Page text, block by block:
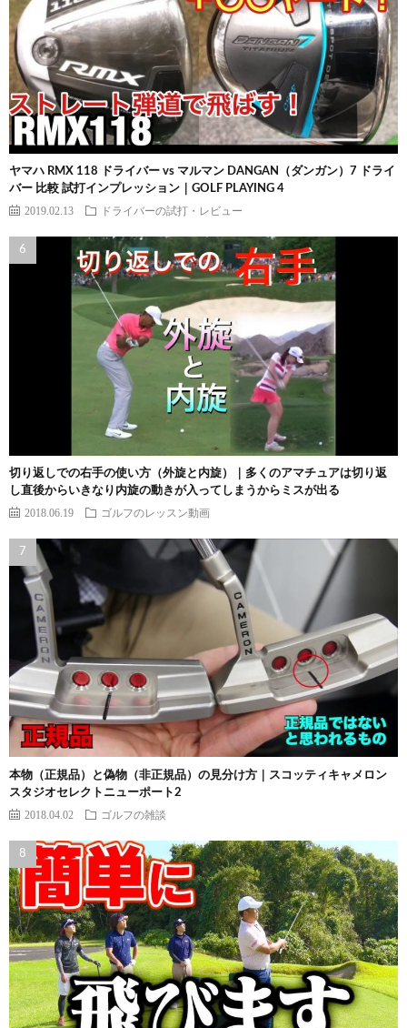
ヤマハ RMX 118 ドライバー vs マルマン DANGAN（ダンガン）7 ドライ
バー 比較 試打インプレッション｜GOLF PLAYING 4
2019.02.13 ドライバーの試打・レビュー
切り返しでの右手の使い方（外旋と内旋）｜多くのアマチュアは切り返
し直後からいきなり内旋の動きが入ってしまうからミスが出る
2018.06.19 ゴルフのレッスン動画
本物（正規品）と偽物（非正規品）の見分け方｜スコッティキャメロン
スタジオセレクトニューポート2
2018.04.02 ゴルフの雑談